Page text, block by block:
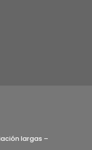
largas –